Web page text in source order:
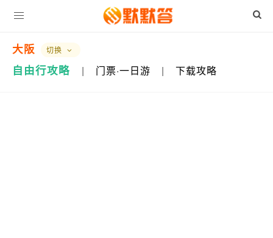
大阪 切换
自由行攻略 | 门票·一日游 | 下载攻略